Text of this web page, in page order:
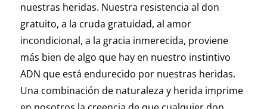
nuestras heridas. Nuestra resistencia al don
gratuito, a la cruda gratuidad, al amor
incondicional, a la gracia inmerecida, proviene
más bien de algo que hay en nuestro instintivo
ADN que está endurecido por nuestras heridas.
Una combinación de naturaleza y herida imprime